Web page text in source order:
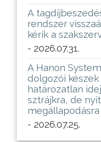
A
rendszer
kérik a
- 2026.07.31.
A Hanon
dolgozói készek
határozatlan
sztrájkra, de
megállapodásra
- 2026.07.25.